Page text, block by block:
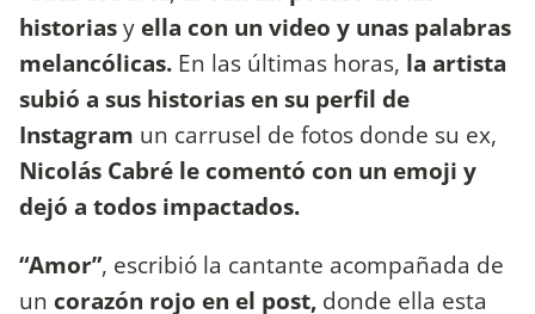
historiasy ella con un video y unas palabras
melancólicas. En las últimas horas, la artista
subió a sus historias en su perfil de
Instagram un carrusel de fotos donde su ex,
Nicolás Cabré le comentó con un emoji y
dejó a todos impactados.
“Amor”, escribió la cantante acompañada de
un corazón rojo en el post, donde ella esta